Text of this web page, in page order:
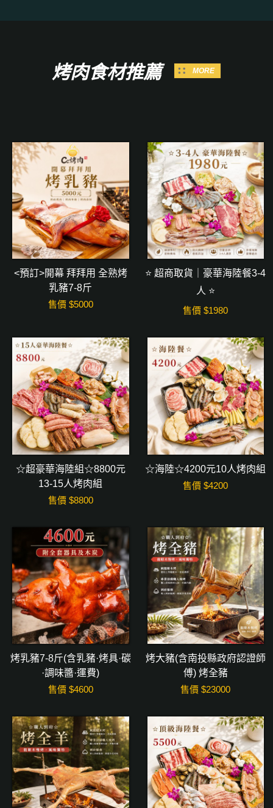
烤肉食材推薦 MORE
<預訂>開幕 拜拜用 全熟烤
乳豬7-8斤
售價 $5000
⭐ 超商取貨｜豪華海陸餐3-4
人 ⭐
售價 $1980
☆超豪華海陸組☆8800元
13-15人烤肉組
售價 $8800
☆海陸☆4200元10人烤肉組
售價 $4200
烤乳豬7-8斤(含乳豬·烤具·碳
·調味醬·運費)
售價 $4600
烤大豬(含南投縣政府認證師
傅) 烤全豬
售價 $23000